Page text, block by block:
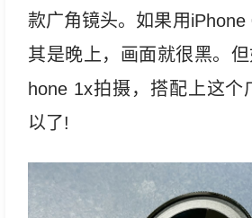
款广角镜头。如果用iPhone
其是晚上，画面就很黑。
hone 1x拍摄，搭配上这个
以了!